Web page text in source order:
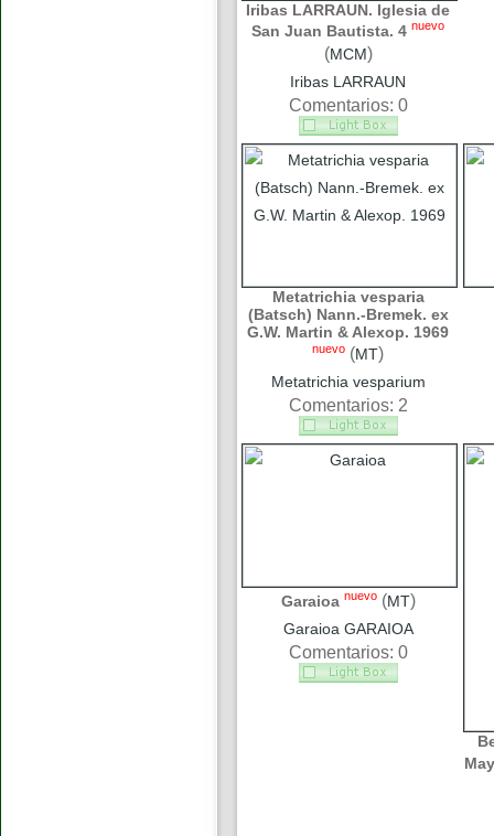
Iribas LARRAUN. Iglesia de
San Juan Bautista. 4 nuevo
(MCM)
Iribas LARRAUN
Comentarios: 0
Metatrichia vesparia
(Batsch) Nann.-Bremek. ex
G.W. Martin & Alexop. 1969
nuevo (MT)
Metatrichia vesparium
Comentarios: 2
Garaioa nuevo (MT)
Garaioa GARAIOA
Comentarios: 0